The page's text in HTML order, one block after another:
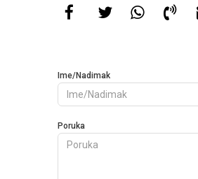
Ime/Nadimak
Poruka